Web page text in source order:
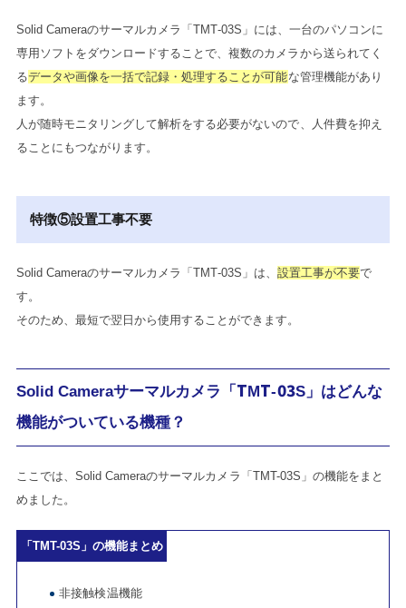
Solid Cameraのサーマルカメラ「TMT-03S」には、一台のパソコンに
専用ソフトをダウンロードすることで、複数のカメラから送られてく
るデータや画像を一括で記録・処理することが可能な管理機能があり
ます。
人が随時モニタリングして解析をする必要がないので、人件費を抑え
ることにもつながります。
特徴⑤設置工事不要
Solid Cameraのサーマルカメラ「TMT-03S」は、 設置工事が不要で
す。
そのため、最短で翌日から使用することができます。
Solid Cameraサーマルカメラ「TMT-03S」 はどんな
機能がついている機種？
ここでは、Solid Cameraのサーマルカメラ「TMT-03S」の機能をまと
めました。
「TMT-03S」の機能まとめ
非接触検温機能